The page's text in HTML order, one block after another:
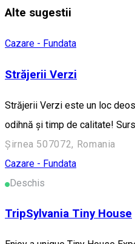
Alte sugestii
Cazare - Fundata
Străjerii Verzi
Străjerii Verzi este un loc
odihnă și timp de calitate!
Șirnea 507072, Romania
Cazare - Fundata
Deschis
TripSylvania Tiny House